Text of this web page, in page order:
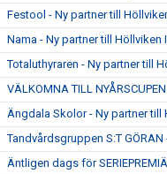
Festool - Ny partner till
Nama - Ny partner till Höllviken
Totaluthyraren - Ny partner till
VÄLKOMNA TILL
Ängdala Skolor - Ny partner till
Tandvårdsgruppen S:T
Äntligen dags för